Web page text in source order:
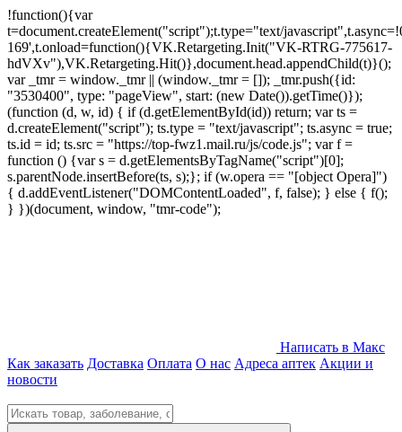
!function(){var
t=document.createElement("script");t.type="text/
169',t.onload=function(){VK.Retargeting.Init("VK-RTRG-775617-
hdVXv"),VK.Retargeting.Hit()},document.head.appendChild(t)}();
var _tmr = window._tmr || (window._tmr = []); _tmr.push({id:
"3530400", type: "pageView", start: (new Date()).getTime()});
(function (d, w, id) { if (d.getElementById(id)) return; var ts =
d.createElement("script"); ts.type = "text/javascript"; ts.async = true;
ts.id = id; ts.src = "https://top-fwz1.mail.ru/js/code.js"; var f =
function () {var s = d.getElementsByTagName("script")[0];
s.parentNode.insertBefore(ts, s);}; if (w.opera == "[object Opera]")
{ d.addEventListener("DOMContentLoaded", f, false); } else { f();
} })(document, window, "tmr-code");
Написать в Макс
Как заказать Доставка Оплата О нас Адреса аптек Акции и
новости